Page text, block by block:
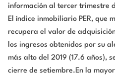
información al tercer trimestre
El índice inmobiliario PER, que
recupera el valor de
los ingresos obtenidos por su
más alto del 2019 (17.6 años),
cierre de setiembre.En la